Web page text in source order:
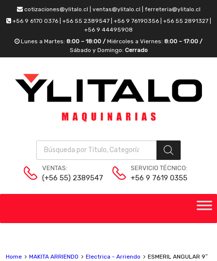
cotizaciones@ylitalo.cl | ventas@ylitalo.cl | ferreteria@ylitalo.cl
+56 9 6170 0376 | +56 55 2389547 | +56 9 76190356 | +56 55 2891327 |
+56 9 44495908
Lunes a Martes: 8:00 – 18:00 / Miércoles a Viernes: 8:00 – 17:00 /
Sábado y Domingo: Cerrado
VENTAS:
(+56 55) 2389547
SERVICIO TÉCNICO:
+56 9 7619 0355
Home MAKITA ARRIENDO Electrica - Arriendo
ESMERIL ANGULAR 9″